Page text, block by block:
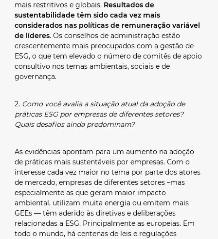
mais restritivos e globais. Resultados de
sustentabilidade têm sido cada vez mais
considerados nas políticas de remuneração variável
de líderes. Os conselhos de administração estão
crescentemente mais preocupados com a gestão de
ESG, o que tem elevado o número de comitês de apoio
consultivo nos temas ambientais, sociais e de
governança.
2. Como você avalia a situação atual da adoção de
práticas ESG por empresas de diferentes setores?
Quais desafios ainda predominam?
As evidências apontam para um aumento na adoção
de práticas mais sustentáveis por empresas. Com o
interesse cada vez maior no tema por parte dos atores
de mercado, empresas de diferentes setores –mas
especialmente as que geram maior impacto
ambiental, utilizam muita energia ou emitem mais
GEEs — têm aderido às diretivas e deliberações
relacionadas a ESG. Principalmente as europeias. Em
todo o mundo, há centenas de leis e regulações